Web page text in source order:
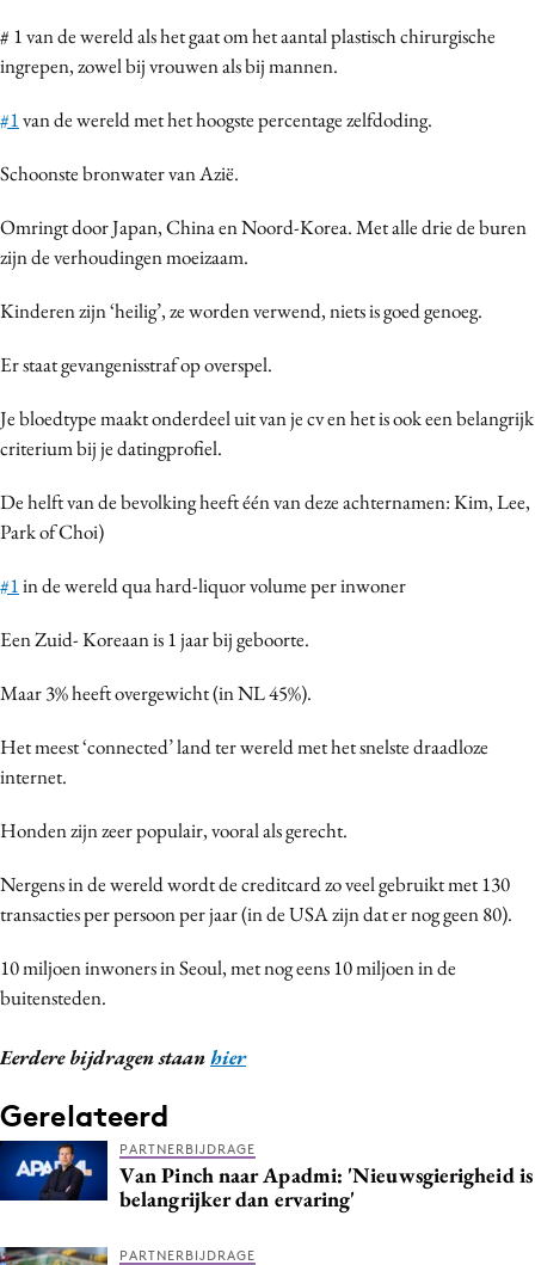
# 1 van de wereld als het gaat om het aantal plastisch chirurgische
ingrepen, zowel bij vrouwen als bij mannen.
#1van de wereld met het hoogste percentage zelfdoding.
Schoonste bronwater van Azië.
Omringt door Japan, China en Noord-Korea. Met alle drie de buren
zijn de verhoudingen moeizaam.
Kinderen zijn ‘heilig’, ze worden verwend, niets is goed genoeg.
Er staat gevangenisstraf op overspel.
Je bloedtype maakt onderdeel uit van je cv en het is ook een belangrijk
criterium bij je datingprofiel.
De helft van de bevolking heeft één van deze achternamen: Kim, Lee,
Park of Choi)
#1in de wereld qua hard-liquor volume per inwoner
Een Zuid- Koreaan is 1 jaar bij geboorte.
Maar 3% heeft overgewicht (in NL 45%).
Het meest ‘connected’ land ter wereld met het snelste draadloze
internet.
Honden zijn zeer populair, vooral als gerecht.
Nergens in de wereld wordt de creditcard zo veel gebruikt met 130
transacties per persoon per jaar (in de USA zijn dat er nog geen 80).
10 miljoen inwoners in Seoul, met nog eens 10 miljoen in de
buitensteden.
Eerdere bijdragen staanhier
Gerelateerd
PARTNERBIJDRAGE
Van Pinch naar Apadmi: 'Nieuwsgierigheid is
belangrijker dan ervaring'
PARTNERBIJDRAGE